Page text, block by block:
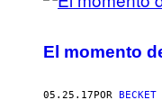
El momento
05.25.17 POR BECKET